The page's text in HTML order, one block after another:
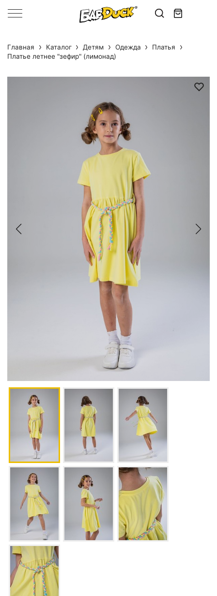
Главная Каталог Детям Одежда
Платья
Платье летнее "зефир" (лимонад)